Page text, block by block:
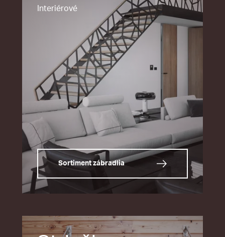
Interiérové
Sortiment zábradlia